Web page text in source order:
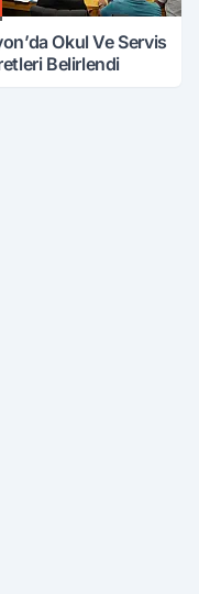
Okul Ve Servis
Belirlendi